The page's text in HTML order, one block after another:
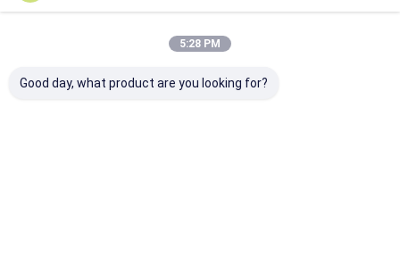
अनुशंसित उत्पाद
5:28 PM
Good day, what product are you looking for?